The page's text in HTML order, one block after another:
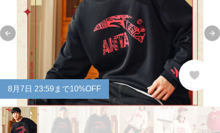
Previous slide
8月 7 日 23:59まで10%OFF